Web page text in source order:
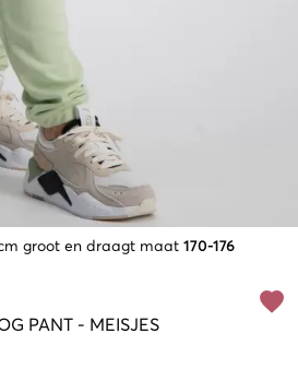
groot en draagt maat 170-176
PANT - MEISJES